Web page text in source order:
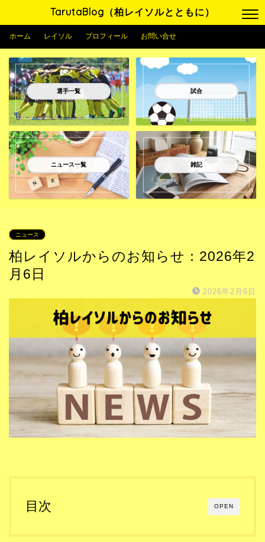
TarutaBlog（柏レイソルとともに）
ホーム レイソル プロフィール お問い合せ
選手一覧 試合
ニュース一覧 雑記
ニュース
柏レイソルからのお知らせ：2026年2
月6日
2026年2月6日
OPEN
目次